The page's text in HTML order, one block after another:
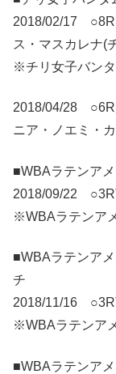
2018/02/17 ○8R
ス・マスカレナ(
※チリ女子バン
2018/04/28 ○6R
ニア・ノエミ・
■WBAラテンア
2018/09/22
※WBAラテンア
■WBAラテンア
チ
2018/11/16
※WBAラテンア
■WBAラテンア